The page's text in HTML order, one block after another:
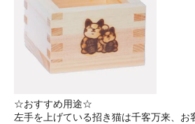
☆おすすめ用途☆
左手を上げている招き猫は千客万来、お